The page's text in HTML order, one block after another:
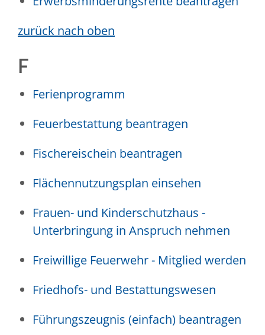
zurück nach oben
F
Ferienprogramm
Feuerbestattung beantragen
Fischereischein beantragen
Flächennutzungsplan einsehen
Frauen- und Kinderschutzhaus -
Unterbringung in Anspruch nehmen
Freiwillige Feuerwehr - Mitglied werden
Friedhofs- und Bestattungswesen
Führungszeugnis (einfach) beantragen